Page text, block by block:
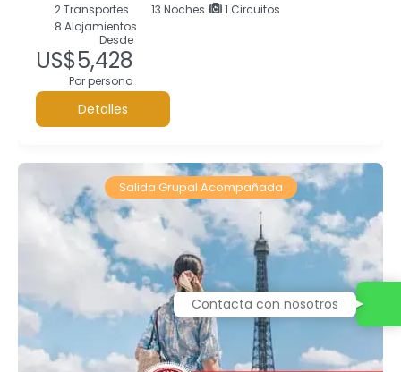
2Transportes 13 Noches
1 Circuitos
8 Alojamientos
Desde
US$5,428
Por persona
Detalles
Salida Grupal Acompañada
Contacta con nosotros